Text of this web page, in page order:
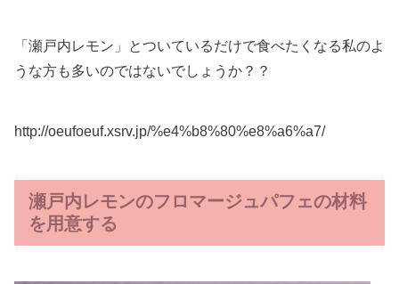
「瀬戸内レモン」とついているだけで食べたくなる私のよ
うな方も多いのではないでしょうか？？
http://oeufoeuf.xsrv.jp/%e4%b8%80%e8%a6%a7/
瀬戸内レモンのフロマージュパフェの材料
を用意する